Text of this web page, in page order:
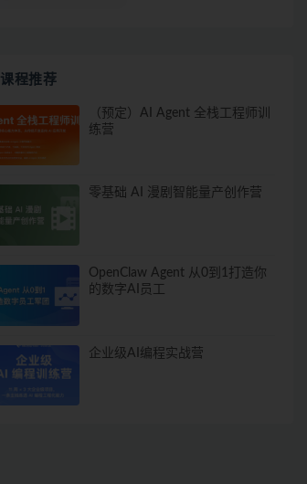
课程推荐
（预定）AI Agent 全栈工程师训
练营
零基础 AI 漫剧智能量产创作营
OpenClaw Agent 从0到1打造你
的数字AI员工
企业级AI编程实战营